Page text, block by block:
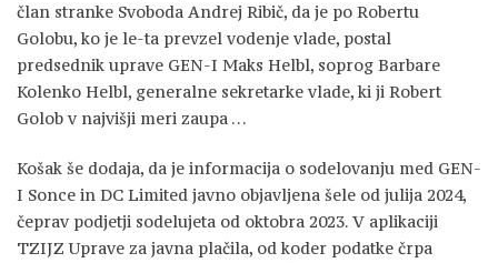
član stranke Svoboda Andrej Ribič, da je po Robertu
Golobu, ko je le-ta prevzel vodenje vlade, postal
predsednik uprave GEN-I Maks Helbl, soprog Barbare
Kolenko Helbl, generalne sekretarke vlade, ki ji Robert
Golob v najvišji meri zaupa …
Košak še dodaja, da je informacija o sodelovanju med GEN-
I Sonce in DC Limited javno objavljena šele od julija 2024,
čeprav podjetji sodelujeta od oktobra 2023. V aplikaciji
TZIJZ Uprave za javna plačila, od koder podatke črpa